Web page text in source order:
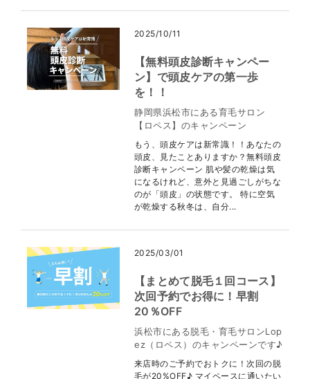
2025/10/11
【無料頭皮診断キャンペー
ン】で頭皮ケアの第一歩
を！！
静岡県浜松市にある育毛サロン
【ロペス】のキャンペーン
もう、頭皮ケアは新常識！！あなたの
頭皮、見たことありますか？無料頭皮
診断キャンペーン 肌や髪の乾燥は気
になるけれど、意外と見過ごしがちな
のが「頭皮」の状態です。 特に空気
が乾燥する秋冬は、自分...
2025/03/01
【まとめて脱毛１回コース】
次回予約でお得に！早割
20％OFF
浜松市にある脱毛・育毛サロンLop
ez（ロペス）のキャンペーンです♪
来店時のご予約でおトクに！次回の脱
毛が20%OFF♪ マイペースに通いたい